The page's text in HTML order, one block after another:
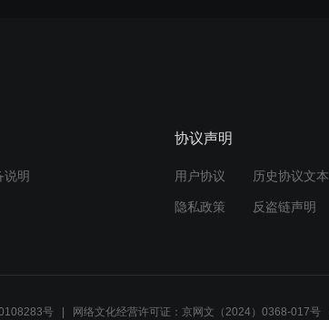
说明
协议声明
用户协议 历史协议文本
隐私政策 反盗链声明
号 网络文化经营许可证：京网文（2024）0368-017号